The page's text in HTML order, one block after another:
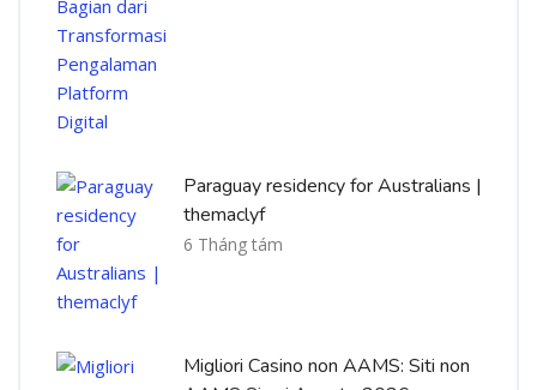
Paraguay residency for Australians |
themaclyf
6 Tháng tám
Migliori Casino non AAMS: Siti non